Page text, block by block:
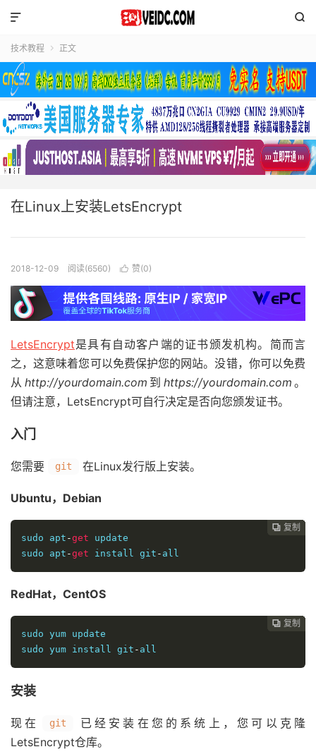


技术教程  正文
在Linux上安装LetsEncrypt
2018-12-09 阅读(6560)  赞(0)
LetsEncrypt是具有自动客户端的证书颁发机构。简而言
之，这意味着您可以免费保护您的网站。没错，你可以免费
从 http://yourdomain.com 到 https://yourdomain.com 。
但请注意，LetsEncrypt可自行决定是否向您颁发证书。
入门
您需要 git 在Linux发行版上安装。
Ubuntu，Debian
 复制
 复制
 复制
 复制
 复制
 复制
 复制
 复制
 复制
sudo apt -get update
sudo apt -get install git - all
RedHat，CentOS
 复制
 复制
 复制
 复制
 复制
 复制
 复制
 复制
sudo yum update
sudo yum install git - all
安装
现在 git
已经安装在您的系统上，您可以克隆
LetsEncrypt仓库。